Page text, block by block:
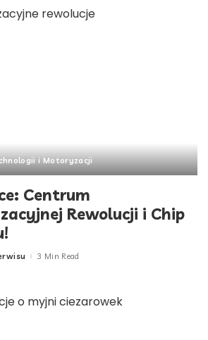
i Motoryzacji
Centrum
Rewolucji i Chip
3 Min Read